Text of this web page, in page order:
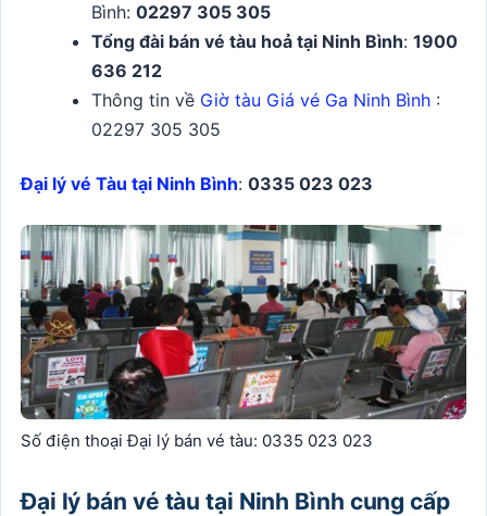
Bình:02297 305 305
Tổng đài bán vé tàu hoả tại Ninh Bình:1900
636 212
Thông tin về Giờ tàu Giá vé Ga Ninh Bình :
02297 305 305
Đại lý vé Tàu tại Ninh Bình: 0335 023 023
Số điện thoại Đại lý bán vé tàu: 0335 023 023
Đại lý bán vé tàu tại Ninh Bình cung cấp